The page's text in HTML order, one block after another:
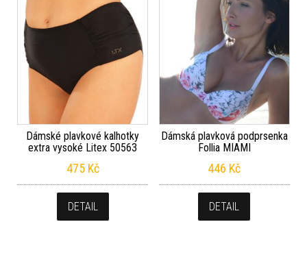
Dámské plavkové kalhotky
extra vysoké Litex 50563
475 Kč
DETAIL
Dámská plavková podprsenka
Follia MIAMI
446 Kč
DETAIL